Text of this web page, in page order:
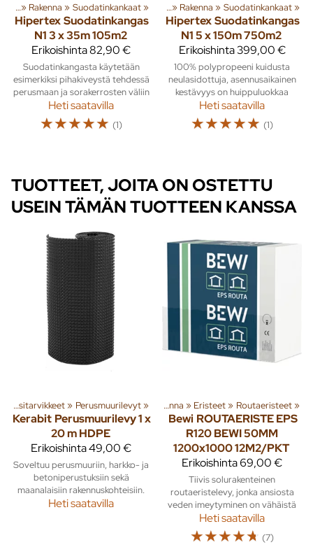
‪» Rakenna ‪» Suodatinkankaat‪»
HipertexSuodatinkangas
N1 3 x 35m 105m2
Erikoishinta82,90 €
Suodatinkangasta käytetään
esimerkiksi pihakiveystä tehdessä
perusmaan ja sorakerrosten väliin
Heti saatavilla
☆☆☆☆☆ (1)
Tuoteryhmiä ja tuotteita‪» Rakenna ‪» Suodatinkankaat‪»
HipertexSuodatinkangas
N1 5 x 150m 750m2
Erikoishinta399,00 €
100% polypropeeni kuidusta
neulasidottuja, asennusaikainen
kestävyys on huippuluokkaa
Heti saatavilla
☆☆☆☆☆ (1)
TUOTTEET, JOITA ON OSTETTU
USEIN TÄMÄN TUOTTEEN KANSSA
Salaoja- ja sadevesitarvikkeet‪» Perusmuurilevyt‪»
Kerabit Perusmuurilevy 1 x
20 m HDPE
Erikoishinta49,00 €
Soveltuu perusmuuriin, harkko- ja
betoniperustuksiin sekä
maanalaisiin rakennuskohteisiin.
Heti saatavilla
Tuoteryhmiä ja tuotteita ‪» Rakenna ‪» Eristeet‪» Routaeristeet‪»
Bewi ROUTAERISTE EPS
R120 BEWI 50MM
1200x1000 12M2/PKT
Erikoishinta69,00 €
Tiivis solurakenteinen
routaeristelevy, jonka ansiosta
veden imeytyminen on vähäistä
Heti saatavilla
☆☆☆☆☆ (7)